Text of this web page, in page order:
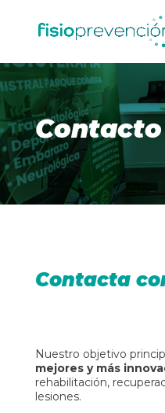
Contacto
Contacta
Nuestro objetivo
mejores y más
rehabilitación,
lesiones.